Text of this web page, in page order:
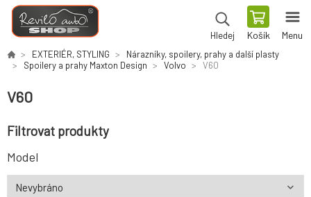
Hledej Košík Menu
EXTERIÉR, STYLING
Nárazníky, spoilery, prahy a další plasty
Spoilery a prahy Maxton Design
Volvo V60
V60
Filtrovat produkty
Model